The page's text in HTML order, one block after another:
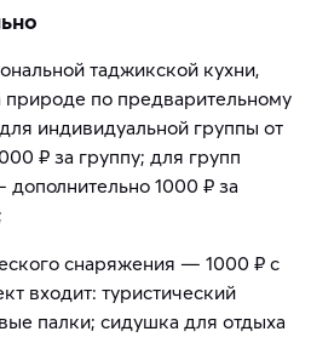
таджикской кухни,
природе по предварительному
индивидуальной группы от
₽ за группу; для групп
1000 ₽ за
снаряжения — 1000 ₽ с
входит: туристический
палки; сидушка для отдыха